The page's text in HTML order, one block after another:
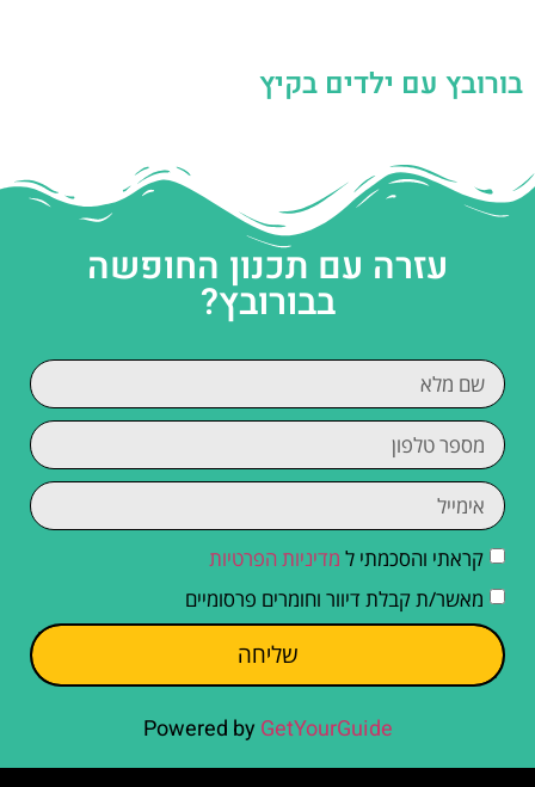
בורובץ עם ילדים בקיץ
עזרה עם תכנון החופשה
בבורובץ?
קראתי והסכמתי ל מדיניות הפרטיות
מאשר/ת קבלת דיוור וחומרים פרסומיים
שליחה
Powered by GetYourGuide